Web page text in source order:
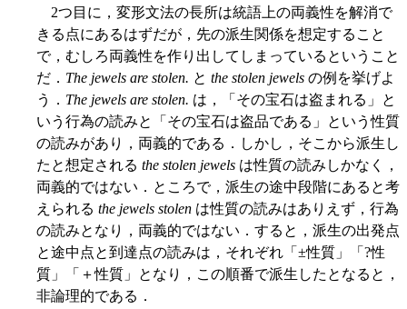
2つ目に，変形文法の長所は統語上の両義性を解消で
きる点にあるはずだが，先の派生関係を想定すること
で，むしろ両義性を作り出してしまっているということ
だ． The jewels are stolen. と the stolen jewels の例を挙げよ
う． The jewels are stolen. は，「その宝石は盗まれる」と
いう行為の読みと「その宝石は盗品である」という性質
の読みがあり，両義的である．しかし，そこから派生し
たと想定される the stolen jewels は性質の読みしかなく，
両義的ではない．ところで，派生の途中段階にあると考
えられる the jewels stolen は性質の読みはありえず，行為
の読みとなり，両義的ではない．すると，派生の出発点
と途中点と到達点の読みは，それぞれ「±性質」「?性
質」「＋性質」となり，この順番で派生したとなると，
非論理的である．